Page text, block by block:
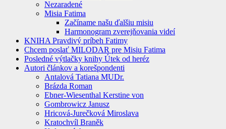
Nezaradené
Misia Fatima
Začíname našu ďalšiu misiu
Harmonogram zverejňovania videí
KNIHA Pravdivý príbeh Fatimy
Chcem poslať MILODAR pre Misiu Fatima
Posledné výtlačky knihy Útek od heréz
Autori článkov a korešpondenti
Antalová Tatiana MUDr.
Brázda Roman
Ebner-Wiesenthal Kerstine von
Gombrowicz Janusz
Hricová-Jurečková Miroslava
Kratochvíl Braněk